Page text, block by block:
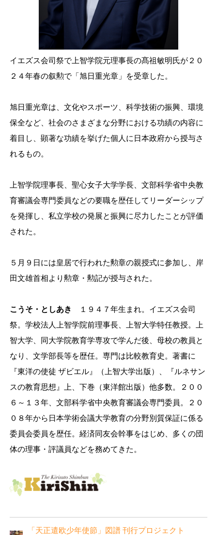
イエズス会司祭で上智学院元理事長の髙祖敏明氏が２０
２４年春の叙勲で「旭日重光章」を受章した。
旭日重光章は、文化やスポーツ、科学技術の振興、環境
保全など、社会のさまざまな分野における功績の内容に
着目し、顕著な功績を挙げた個人に日本政府から授与さ
れるもの。
上智学院理事長、聖心女子大学学長、文部科学省中央教
育審議会専門委員などの要職を歴任してリーダーシップ
を発揮し、私立学校の発展と振興に尽力したことが評価
された。
５月９日には皇居で行われた勲章の親授式に参加し、岸
田文雄首相より勲章・勲記が授与された。
こうそ・としあき
１９４７年生まれ。イエズス会司
祭。学校法人上智学院前理事長、上智大学特任教授。上
智大学、同大学院教育学専攻で学んだ後、母校の教員と
なり、文学部長等を歴任。専門は比較教育史。著書に
『東洋の使徒 ザビエル』（上智大学出版）、『ルネサン
スの教育思想』上、下巻（東洋館出版）他多数。２００
６～１３年、文部科学省中央教育審議会専門委員。２０
０８年から日本学術会議大学教育の分野別質保証に係る
委員会委員を歴任。経済同友会幹事をはじめ、多くの団
体の理事・評議員などを務めてきた。
「天正遣欧少年使節」図譜 刊行プロジェクト